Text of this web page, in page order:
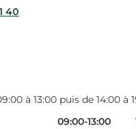
40
à 13:00 puis de 14:00 à
09:00-13:00